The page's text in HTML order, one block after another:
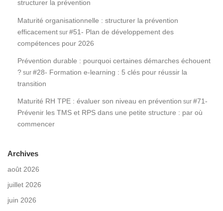
structurer la prévention
Maturité organisationnelle : structurer la prévention
efficacement sur #51- Plan de développement des
compétences pour 2026
Prévention durable : pourquoi certaines démarches échouent
? sur #28- Formation e-learning : 5 clés pour réussir la
transition
Maturité RH TPE : évaluer son niveau en prévention sur #71-
Prévenir les TMS et RPS dans une petite structure : par où
commencer
Archives
août 2026
juillet 2026
juin 2026